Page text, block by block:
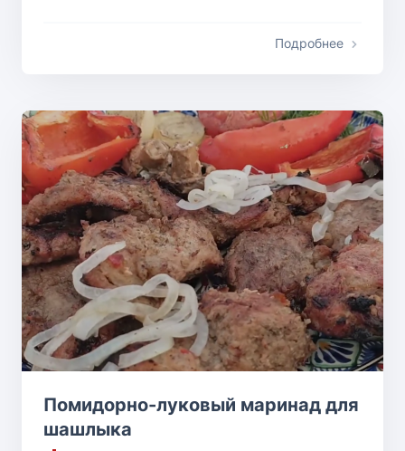
Подробнее
Помидорно-луковый маринад для
шашлыка